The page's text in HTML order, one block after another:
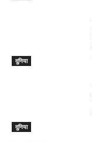
दुनिया
दुनिया